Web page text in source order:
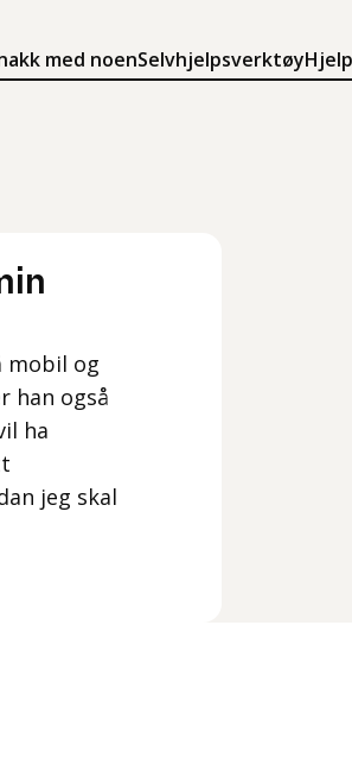
med noenSelvhjelpsverktøy
mobil og
han også
ha
jeg skal